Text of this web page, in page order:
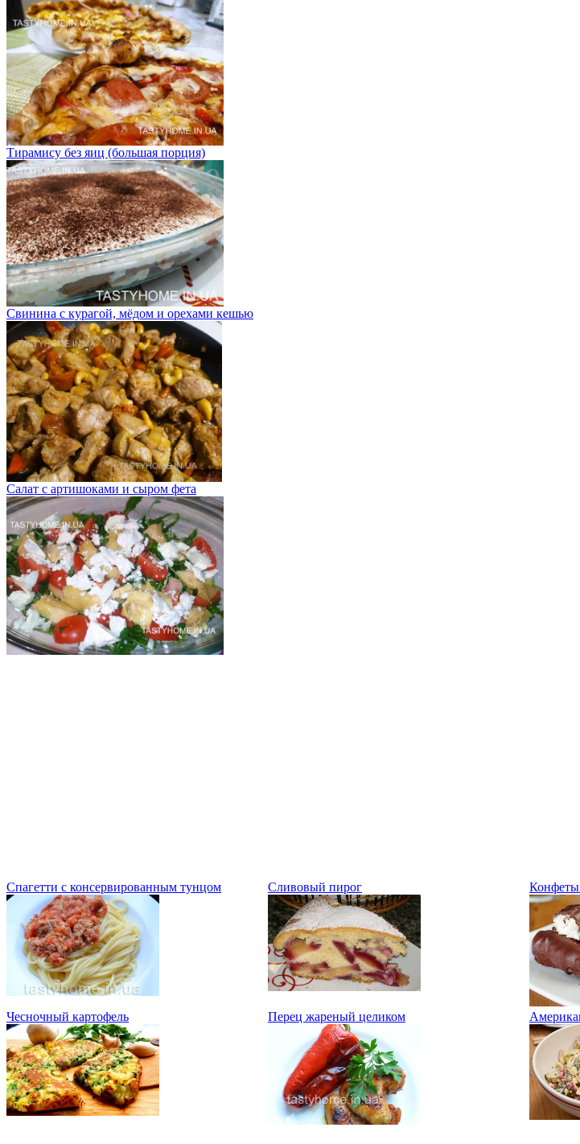
Тирамису без яиц (большая порция)
Свинина с курагой, мёдом и орехами кешью
Салат с артишоками и сыром фета
Спагетти с консервированным тунцом Сливовый пирог
Чесночный картофель Перец жареный целиком